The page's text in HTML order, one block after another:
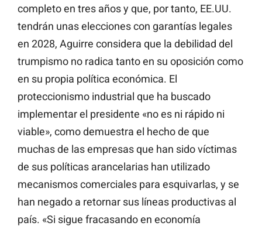
completo en tres años y que, por tanto, EE.UU.
tendrán unas elecciones con garantías legales
en 2028, Aguirre considera que la debilidad del
trumpismo no radica tanto en su oposición como
en su propia política económica. El
proteccionismo industrial que ha buscado
implementar el presidente «no es ni rápido ni
viable», como demuestra el hecho de que
muchas de las empresas que han sido víctimas
de sus políticas arancelarias han utilizado
mecanismos comerciales para esquivarlas, y se
han negado a retornar sus líneas productivas al
país. «Si sigue fracasando en economía